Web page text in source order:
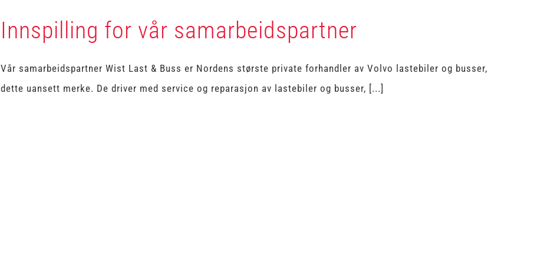
Innspilling for vår samarbeidspartner
Vår samarbeidspartner Wist Last & Buss er Nordens største private forhandler av Volvo lastebiler og busser,
dette uansett merke. De driver med service og reparasjon av lastebiler og busser, [...]